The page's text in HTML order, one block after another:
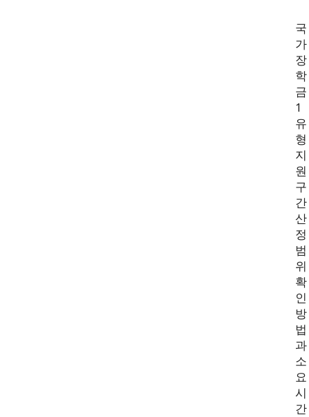
국
가
장
학
금
1
유
형
지
원
구
간
산
정
범
위
확
인
방
법
과
소
요
시
간